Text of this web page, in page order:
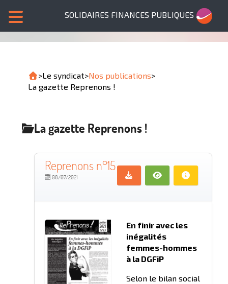
SOLIDAIRES FINANCES PUBLIQUES
>Le syndicat>Nos publications>
La gazette Reprenons !
La gazette Reprenons !
Reprenons n°15
08/07/2021
En finir avec les
inégalités
femmes-hommes
à la DGFiP
Selon le bilan social